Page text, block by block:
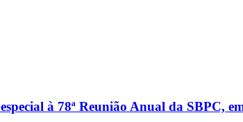
à 78ª Reunião Anual da SBPC,